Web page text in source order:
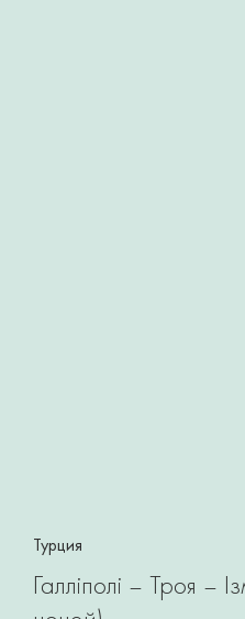
Турция
Галліполі – Троя –